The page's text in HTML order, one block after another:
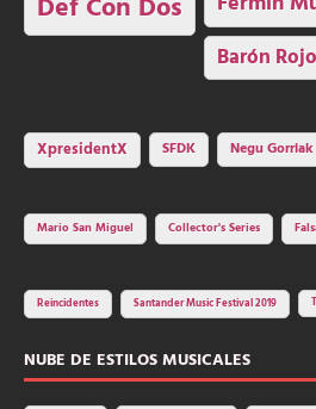
Def Con Dos
Barón Rojo
XpresidentX SFDK Negu Gorriak
Mario San Miguel
Collector's Series
Reincidentes Santander Music Festival 2019
NUBE DE ESTILOS MUSICALES